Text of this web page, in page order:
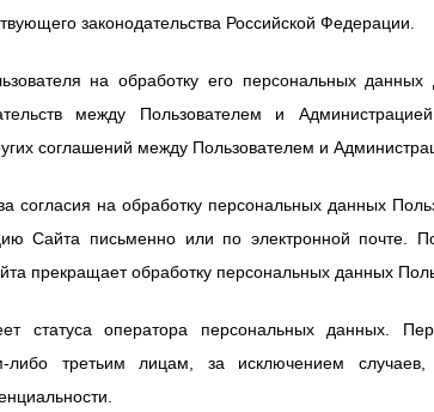
законодательства Российской Федерации.
на обработку его персональных
между Пользователем и
соглашений между Пользователем и
согласия на обработку персональных данных
Сайта письменно или по электронной почте.
прекращает обработку персональных данных
статуса оператора персональных данных.
либо третьим лицам, за исключением